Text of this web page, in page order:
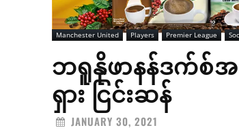
Manchester United Players Premier League
ဘရူနိုဖာနန်ဒက်စ်
ရှား ငြင်းဆန်
JANUARY 30, 2021